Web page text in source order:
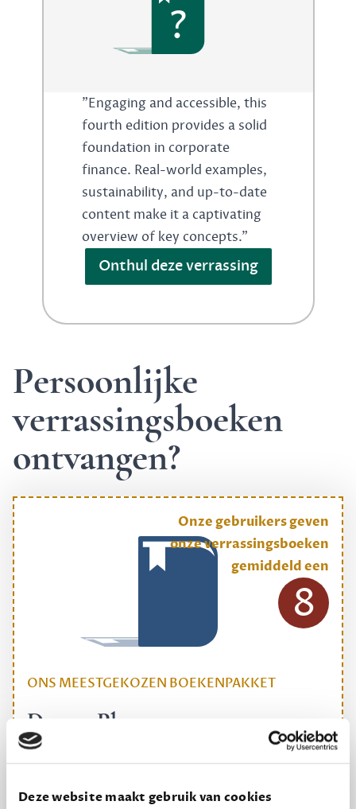
Deze website maakt gebruik van cookies
?
"Engaging and accessible, this
fourth edition provides a solid
foundation in corporate
finance. Real-world examples,
sustainability, and up-to-date
content make it a captivating
overview of key concepts."
Onthul deze verrassing
Persoonlijke
verrassingsboeken
ontvangen?
ONS MEESTGEKOZEN BOEKENPAKKET
Dewey Plus
Een originele manier om je reading challenge te
12,50 per maand, incl. verzending
Onze gebruikers geven
onze verrassingsboeken
gemiddeld een
8